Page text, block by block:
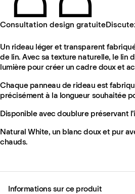
Consultation design gratuite
Un rideau léger et transparent
de lin. Avec sa texture naturelle, le lin
lumière pour créer un cadre doux et
Chaque panneau de rideau est
précisément à la longueur souhaitée
Disponible avec doublure préservant
Natural White, un blanc doux et pur
chauds.
Informations sur ce produit